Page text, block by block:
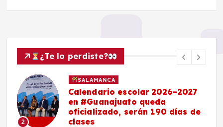
¿Te lo perdiste?
2
SALAMANCA
Calendario escolar 2026–2027
en #Guanajuato queda
oficializado, serán 190 días de
clases